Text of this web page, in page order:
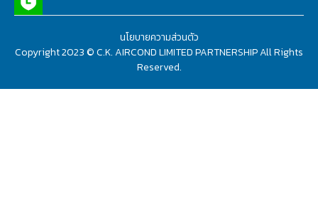
Copyright 2023 © C.K. AIRCOND LIMITED PARTNERSHIP All Rights
Reserved.
นโยบายความส่วนตัว